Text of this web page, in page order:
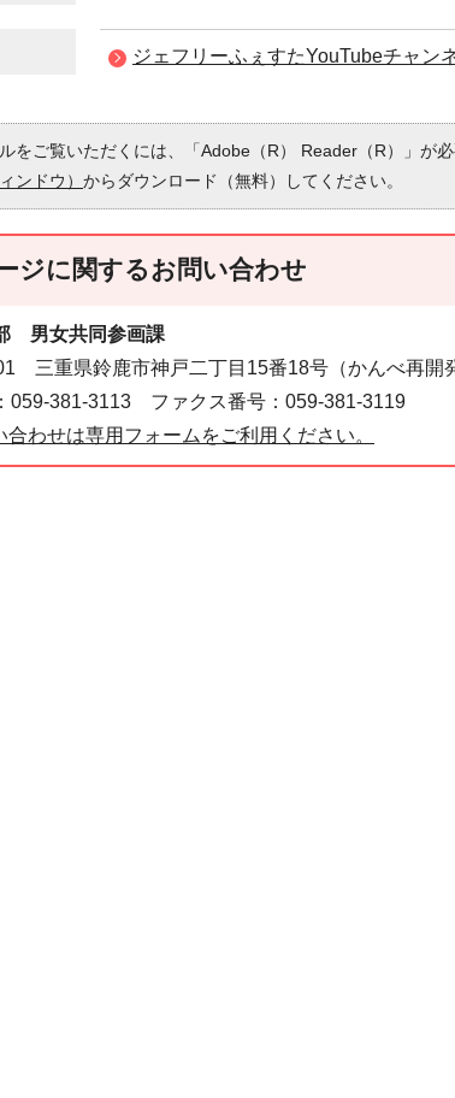
ジェフリーふぇすたYouTubeチャン
をご覧いただくには、「Adobe（R） Reader（R）」が
ンドウ） からダウンロード（無料）してください。
ジに関するお問い合わせ
男女共同参画課
三重県鈴鹿市神戸二丁目15番18号（かんべ再開
059-381-3113 ファクス番号：059-381-3119
合わせは専用フォームをご利用ください。